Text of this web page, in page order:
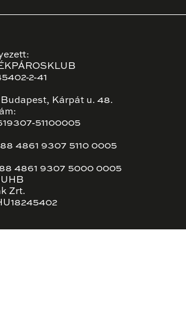
2-41
Budapest, Kárpát u. 48.
51100005
4861 9307 5110 0005
4861 9307 5000 0005
Zrt.